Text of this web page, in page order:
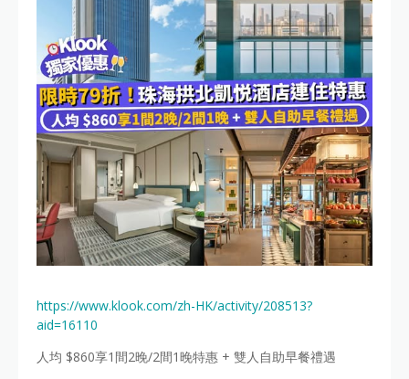
https://www.klook.com/zh-HK/activity/208513?
aid=16110
人均 $860享1間2晚/2間1晚特惠 + 雙人自助早餐禮遇